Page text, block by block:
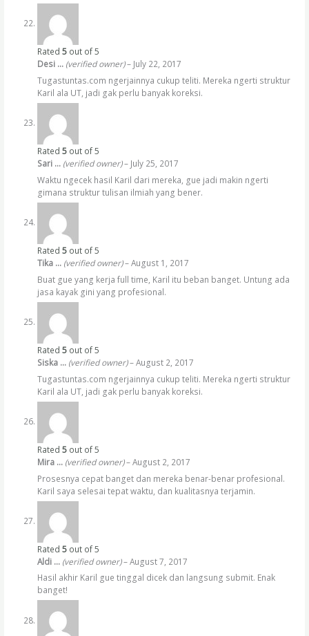
Rated 5out of 5
Desi … (verified owner) – July 22, 2017
Tugastuntas.com ngerjainnya cukup teliti. Mereka ngerti struktur
Karil ala UT, jadi gak perlu banyak koreksi.
Rated 5out of 5
Sari … (verified owner) – July 25, 2017
Waktu ngecek hasil Karil dari mereka, gue jadi makin ngerti
gimana struktur tulisan ilmiah yang bener.
Rated 5out of 5
Tika … (verified owner) – August 1, 2017
Buat gue yang kerja full time, Karil itu beban banget. Untung ada
jasa kayak gini yang profesional.
Rated 5out of 5
Siska … (verified owner) – August 2, 2017
Tugastuntas.com ngerjainnya cukup teliti. Mereka ngerti struktur
Karil ala UT, jadi gak perlu banyak koreksi.
Rated 5out of 5
Mira … (verified owner) – August 2, 2017
Prosesnya cepat banget dan mereka benar-benar profesional.
Karil saya selesai tepat waktu, dan kualitasnya terjamin.
Rated 5out of 5
Aldi … (verified owner) – August 7, 2017
Hasil akhir Karil gue tinggal dicek dan langsung submit. Enak
banget!